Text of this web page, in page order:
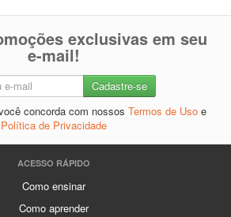
exclusivas em seu
e-mail!
concorda com nossos Termos de Uso e
Política de Privacidade
ACESSO RÁPIDO
Como ensinar
Como aprender